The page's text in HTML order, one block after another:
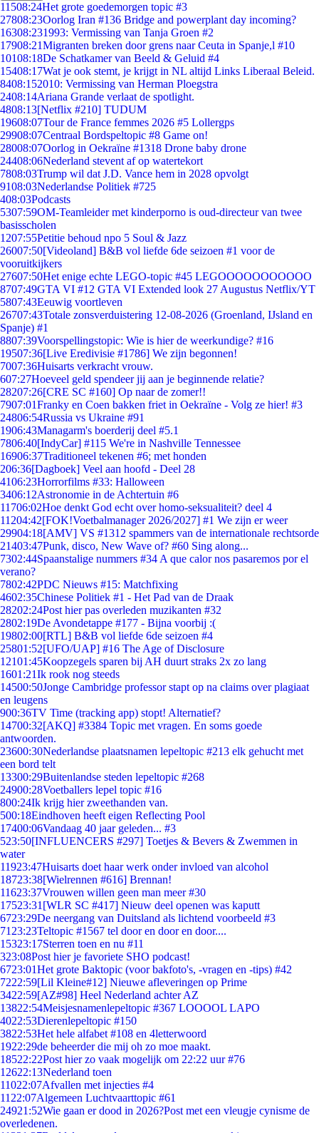
11508:24Het grote goedemorgen topic #3
27808:23Oorlog Iran #136 Bridge and powerplant day incoming?
16308:231993: Vermissing van Tanja Groen #2
17908:21Migranten breken door grens naar Ceuta in Spanje,l #10
10108:18De Schatkamer van Beeld & Geluid #4
15408:17Wat je ook stemt, je krijgt in NL altijd Links Liberaal Beleid.
8408:152010: Vermissing van Herman Ploegstra
2408:14Ariana Grande verlaat de spotlight.
4808:13[Netflix #210] TUDUM
19608:07Tour de France femmes 2026 #5 Lollergps
29908:07Centraal Bordspeltopic #8 Game on!
28008:07Oorlog in Oekraïne #1318 Drone baby drone
24408:06Nederland stevent af op watertekort
7808:03Trump wil dat J.D. Vance hem in 2028 opvolgt
9108:03Nederlandse Politiek #725
408:03Podcasts
5307:59OM-Teamleider met kinderporno is oud-directeur van twee
basisscholen
1207:55Petitie behoud npo 5 Soul & Jazz
26007:50[Videoland] B&B vol liefde 6de seizoen #1 voor de
vooruitkijkers
27607:50Het enige echte LEGO-topic #45 LEGOOOOOOOOOOO
8707:49GTA VI #12 GTA VI Extended look 27 Augustus Netflix/YT
5807:43Eeuwig voortleven
26707:43Totale zonsverduistering 12-08-2026 (Groenland, IJsland en
Spanje) #1
8807:39Voorspellingstopic: Wie is hier de weerkundige? #16
19507:36[Live Eredivisie #1786] We zijn begonnen!
7007:36Huisarts verkracht vrouw.
607:27Hoeveel geld spendeer jij aan je beginnende relatie?
28207:26[CRE SC #160] Op naar de zomer!!
7907:01Franky en Coen bakken friet in Oekraïne - Volg ze hier! #3
24806:54Russia vs Ukraine #91
1906:43Managarm's boerderij deel #5.1
7806:40[IndyCar] #115 We're in Nashville Tennessee
16906:37Traditioneel tekenen #6; met honden
206:36[Dagboek] Veel aan hoofd - Deel 28
4106:23Horrorfilms #33: Halloween
3406:12Astronomie in de Achtertuin #6
11706:02Hoe denkt God echt over homo-seksualiteit? deel 4
11204:42[FOK!Voetbalmanager 2026/2027] #1 We zijn er weer
29904:18[AMV] VS #1312 spammers van de internationale rechtsorde
21403:47Punk, disco, New Wave of? #60 Sing along...
7302:44Spaanstalige nummers #34 A que calor nos pasaremos por el
verano?
7802:42PDC Nieuws #15: Matchfixing
4602:35Chinese Politiek #1 - Het Pad van de Draak
28202:24Post hier pas overleden muzikanten #32
2802:19De Avondetappe #177 - Bijna voorbij :(
19802:00[RTL] B&B vol liefde 6de seizoen #4
25801:52[UFO/UAP] #16 The Age of Disclosure
12101:45Koopzegels sparen bij AH duurt straks 2x zo lang
1601:21Ik rook nog steeds
14500:50Jonge Cambridge professor stapt op na claims over plagiaat
en leugens
900:36TV Time (tracking app) stopt! Alternatief?
14700:32[AKQ] #3384 Topic met vragen. En soms goede
antwoorden.
23600:30Nederlandse plaatsnamen lepeltopic #213 elk gehucht met
een bord telt
13300:29Buitenlandse steden lepeltopic #268
24900:28Voetballers lepel topic #16
800:24Ik krijg hier zweethanden van.
500:18Eindhoven heeft eigen Reflecting Pool
17400:06Vandaag 40 jaar geleden... #3
523:50[INFLUENCERS #297] Toetjes & Bevers & Zwemmen in
water
11923:47Huisarts doet haar werk onder invloed van alcohol
18723:38[Wielrennen #616] Brennan!
11623:37Vrouwen willen geen man meer #30
17523:31 [WLR SC #417] Nieuw deel openen was kaputt
6723:29De neergang van Duitsland als lichtend voorbeeld #3
71 23:23Teltopic #1567 tel door en door en door....
15323:17Sterren toen en nu #11
323:08Post hier je favoriete SHO podcast!
6723:01Het grote Baktopic (voor bakfoto's, -vragen en -tips) #42
7222:59[Lil Kleine#12] Nieuwe afleveringen op Prime
3422:59[AZ#98] Heel Nederland achter AZ
13822:54Meisjesnamenlepeltopic #367 LOOOOL LAPO
4022:53Dierenlepeltopic #150
3822:53Het hele alfabet #108 en 4letterwoord
1922:29de beheerder die mij oh zo moe maakt.
18522:22Post hier zo vaak mogelijk om 22:22 uur #76
12622:13Nederland toen
11022:07Afvallen met injecties #4
11 22:07Algemeen Luchtvaarttopic #61
24921:52Wie gaan er dood in 2026?Post met een vleugje cynisme de
overledenen.